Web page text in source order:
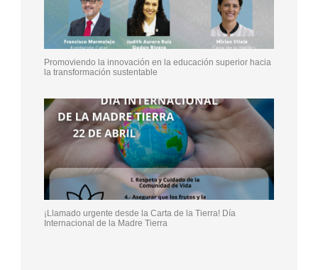
Promoviendo la innovación en la educación superior hacia
la transformación sustentable
¡Llamado urgente desde la Carta de la Tierra! Día
Internacional de la Madre Tierra